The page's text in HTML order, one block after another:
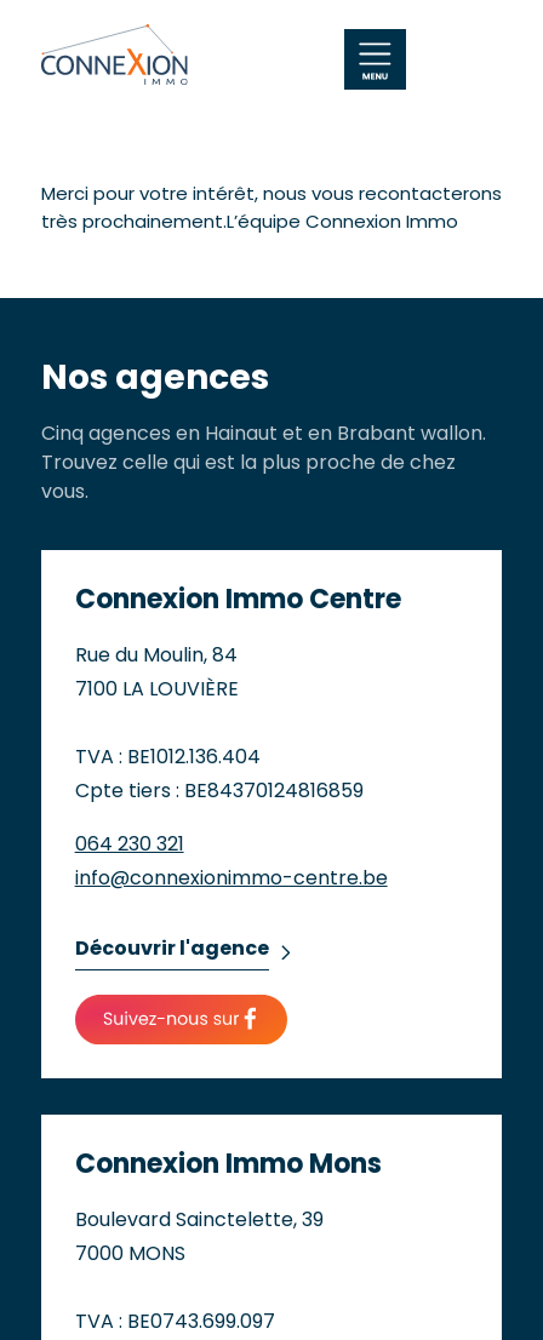
Merci pour votre intérêt, nous vous recontacterons
très prochainement.L’équipe Connexion Immo
Nos agences
Cinq agences en Hainaut et en Brabant wallon.
Trouvez celle qui est la plus proche de chez
vous.
Connexion Immo Centre
Rue du Moulin, 84
7100 LA LOUVIÈRE
TVA : BE1012.136.404
Cpte tiers : BE84370124816859
064 230 321
info@connexionimmo-centre.be
Découvrir l'agence
Connexion Immo Mons
Boulevard Sainctelette, 39
7000 MONS
TVA : BE0743.699.097